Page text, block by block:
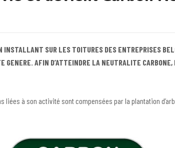
SUR LES TOITURES DES ENTREPRISES
GENERE. AFIN D’ATTEINDRE LA NEUTRALITE
liées à son activité sont compensées par la plantation